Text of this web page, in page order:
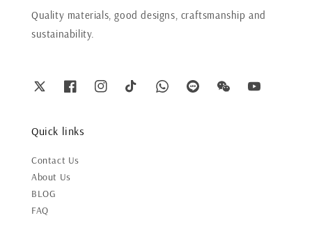
Quality materials, good designs, craftsmanship and
sustainability.
Quick links
Contact Us
About Us
BLOG
FAQ